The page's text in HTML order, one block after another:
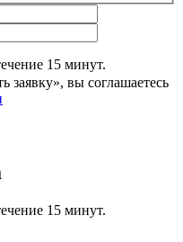
15 минут.
вы соглашаетесь
15 минут.